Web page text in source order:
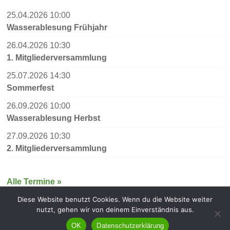
25.04.2026 10:00
Wasserablesung Frühjahr
26.04.2026 10:30
1. Mitgliederversammlung
25.07.2026 14:30
Sommerfest
26.09.2026 10:00
Wasserablesung Herbst
27.09.2026 10:30
2. Mitgliederversammlung
Alle Termine »
Copyright © 2026KGA Spaethswalde. Alle Rechte vorbehalten.
Acceleratevon ThemeGrill. Präsentiert von
Diese Website benutzt Cookies. Wenn du die Website weiter
nutzt, gehen wir von deinem Einverständnis aus.
OK Datenschutzerklärung